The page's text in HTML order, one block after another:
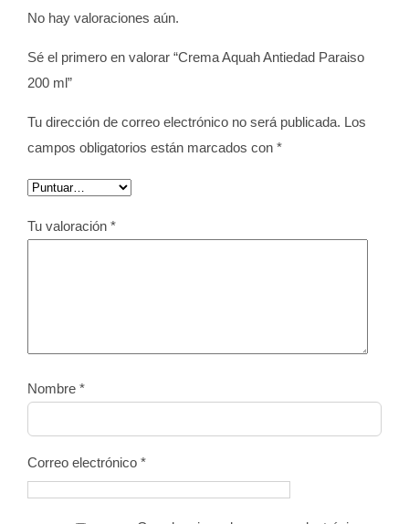
No hay valoraciones aún.
Sé el primero en valorar “Crema Aquah Antiedad Paraiso
200 ml”
Tu dirección de correo electrónico no será publicada. Los
campos obligatorios están marcados con *
Tu valoración *
Nombre *
Correo electrónico *